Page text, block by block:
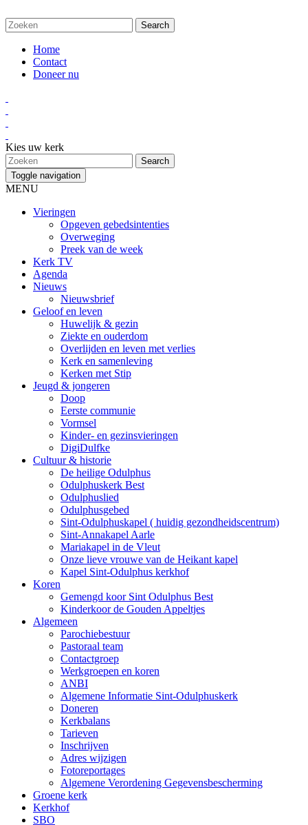
Home
Contact
Doneer nu
Kies uw kerk
Toggle navigation
MENU
Vieringen
Opgeven gebedsintenties
Overweging
Preek van de week
Kerk TV
Agenda
Nieuws
Nieuwsbrief
Geloof en leven
Huwelijk & gezin
Ziekte en ouderdom
Overlijden en leven met verlies
Kerk en samenleving
Kerken met Stip
Jeugd & jongeren
Doop
Eerste communie
Vormsel
Kinder- en gezinsvieringen
DigiDulfke
Cultuur & historie
De heilige Odulphus
Odulphuskerk Best
Odulphuslied
Odulphusgebed
Sint-Odulphuskapel ( huidig gezondheidscentrum)
Sint-Annakapel Aarle
Mariakapel in de Vleut
Onze lieve vrouwe van de Heikant kapel
Kapel Sint-Odulphus kerkhof
Koren
Gemengd koor Sint Odulphus Best
Kinderkoor de Gouden Appeltjes
Algemeen
Parochiebestuur
Pastoraal team
Contactgroep
Werkgroepen en koren
ANBI
Algemene Informatie Sint-Odulphuskerk
Doneren
Kerkbalans
Tarieven
Inschrijven
Adres wijzigen
Fotoreportages
Algemene Verordening Gegevensbescherming
Groene kerk
Kerkhof
SBO